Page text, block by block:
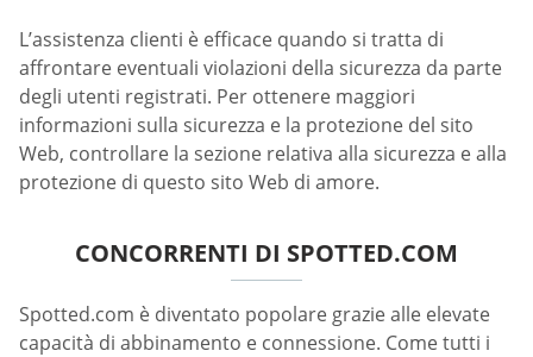
L’assistenza clienti è efficace quando si tratta di
affrontare eventuali violazioni della sicurezza da parte
degli utenti registrati. Per ottenere maggiori
informazioni sulla sicurezza e la protezione del sito
Web, controllare la sezione relativa alla sicurezza e alla
protezione di questo sito Web di amore.
CONCORRENTI DI SPOTTED.COM
Spotted.com è diventato popolare grazie alle elevate
capacità di abbinamento e connessione. Come tutti i